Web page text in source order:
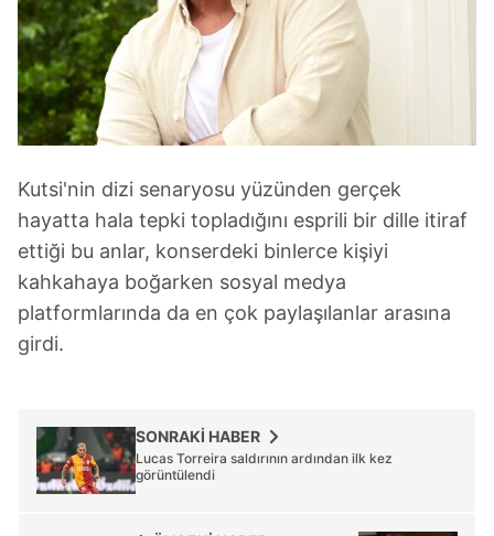
Kutsi'nin dizi senaryosu yüzünden gerçek
hayatta hala tepki topladığını esprili bir dille itiraf
ettiği bu anlar, konserdeki binlerce kişiyi
kahkahaya boğarken sosyal medya
platformlarında da en çok paylaşılanlar arasına
girdi.
SONRAKİ HABER
Lucas Torreira saldırının ardından ilk kez
görüntülendi